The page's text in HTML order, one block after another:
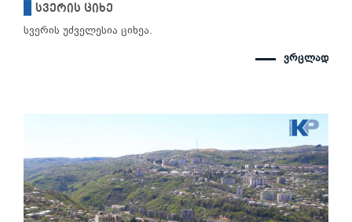
სვერის ციხე
სვერის უძველესია ციხეა.
ვრცლად